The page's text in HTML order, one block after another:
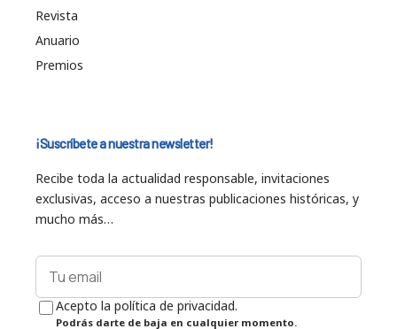
Revista
Anuario
Premios
¡Suscríbete a nuestra newsletter!
Recibe toda la actualidad responsable, invitaciones
exclusivas, acceso a nuestras publicaciones históricas, y
mucho más…
Acepto la política de privacidad.
Podrás darte de baja en cualquier momento.